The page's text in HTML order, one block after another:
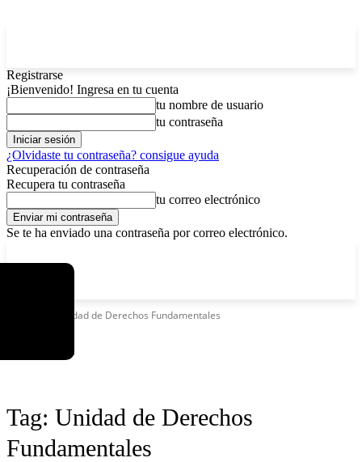
Registrarse
¡Bienvenido! Ingresa en tu cuenta
tu nombre de usuario
tu contraseña
¿Olvidaste tu contraseña? consigue ayuda
Recuperación de contraseña
Recupera tu contraseña
tu correo electrónico
Se te ha enviado una contraseña por correo electrónico.
Unidad de Derechos Fundamentales
Tag: Unidad de Derechos
Fundamentales